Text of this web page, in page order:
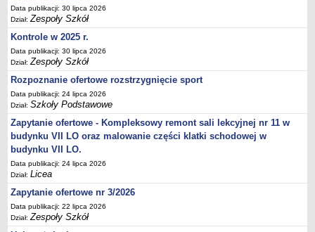
Ogłoszenia
Zarządzenia
Rejestry, ewidencje, archiwa
Kontrole
PONOWNE WYKORZYSTYWANIE
Sprawozdania
Deklaracja dostępności
DEKLARACJA DOSTĘPNOŚCI
OŚWIADCZENIA MAJĄTKOWE
PONOWNE WYKORZYSTYWANIE
UDOSTĘPNIANIE INFORMACJI PUBLICZNEJ
OCHRONA DANYCH OSOBOWYCH
Data publikacji: 30 lipca 2026
Dział:Zespoły Szkół
Kontrole w 2025 r.
Data publikacji: 30 lipca 2026
Dział:Zespoły Szkół
Rozpoznanie ofertowe rozstrzygnięcie sport
Data publikacji: 24 lipca 2026
Dział:Szkoły Podstawowe
Zapytanie ofertowe - Kompleksowy remont sali lekcyjnej nr 11 w
budynku VII LO oraz malowanie części klatki schodowej w
budynku VII LO.
Data publikacji: 24 lipca 2026
Dział:Licea
Zapytanie ofertowe nr 3/2026
Data publikacji: 22 lipca 2026
Dział:Zespoły Szkół